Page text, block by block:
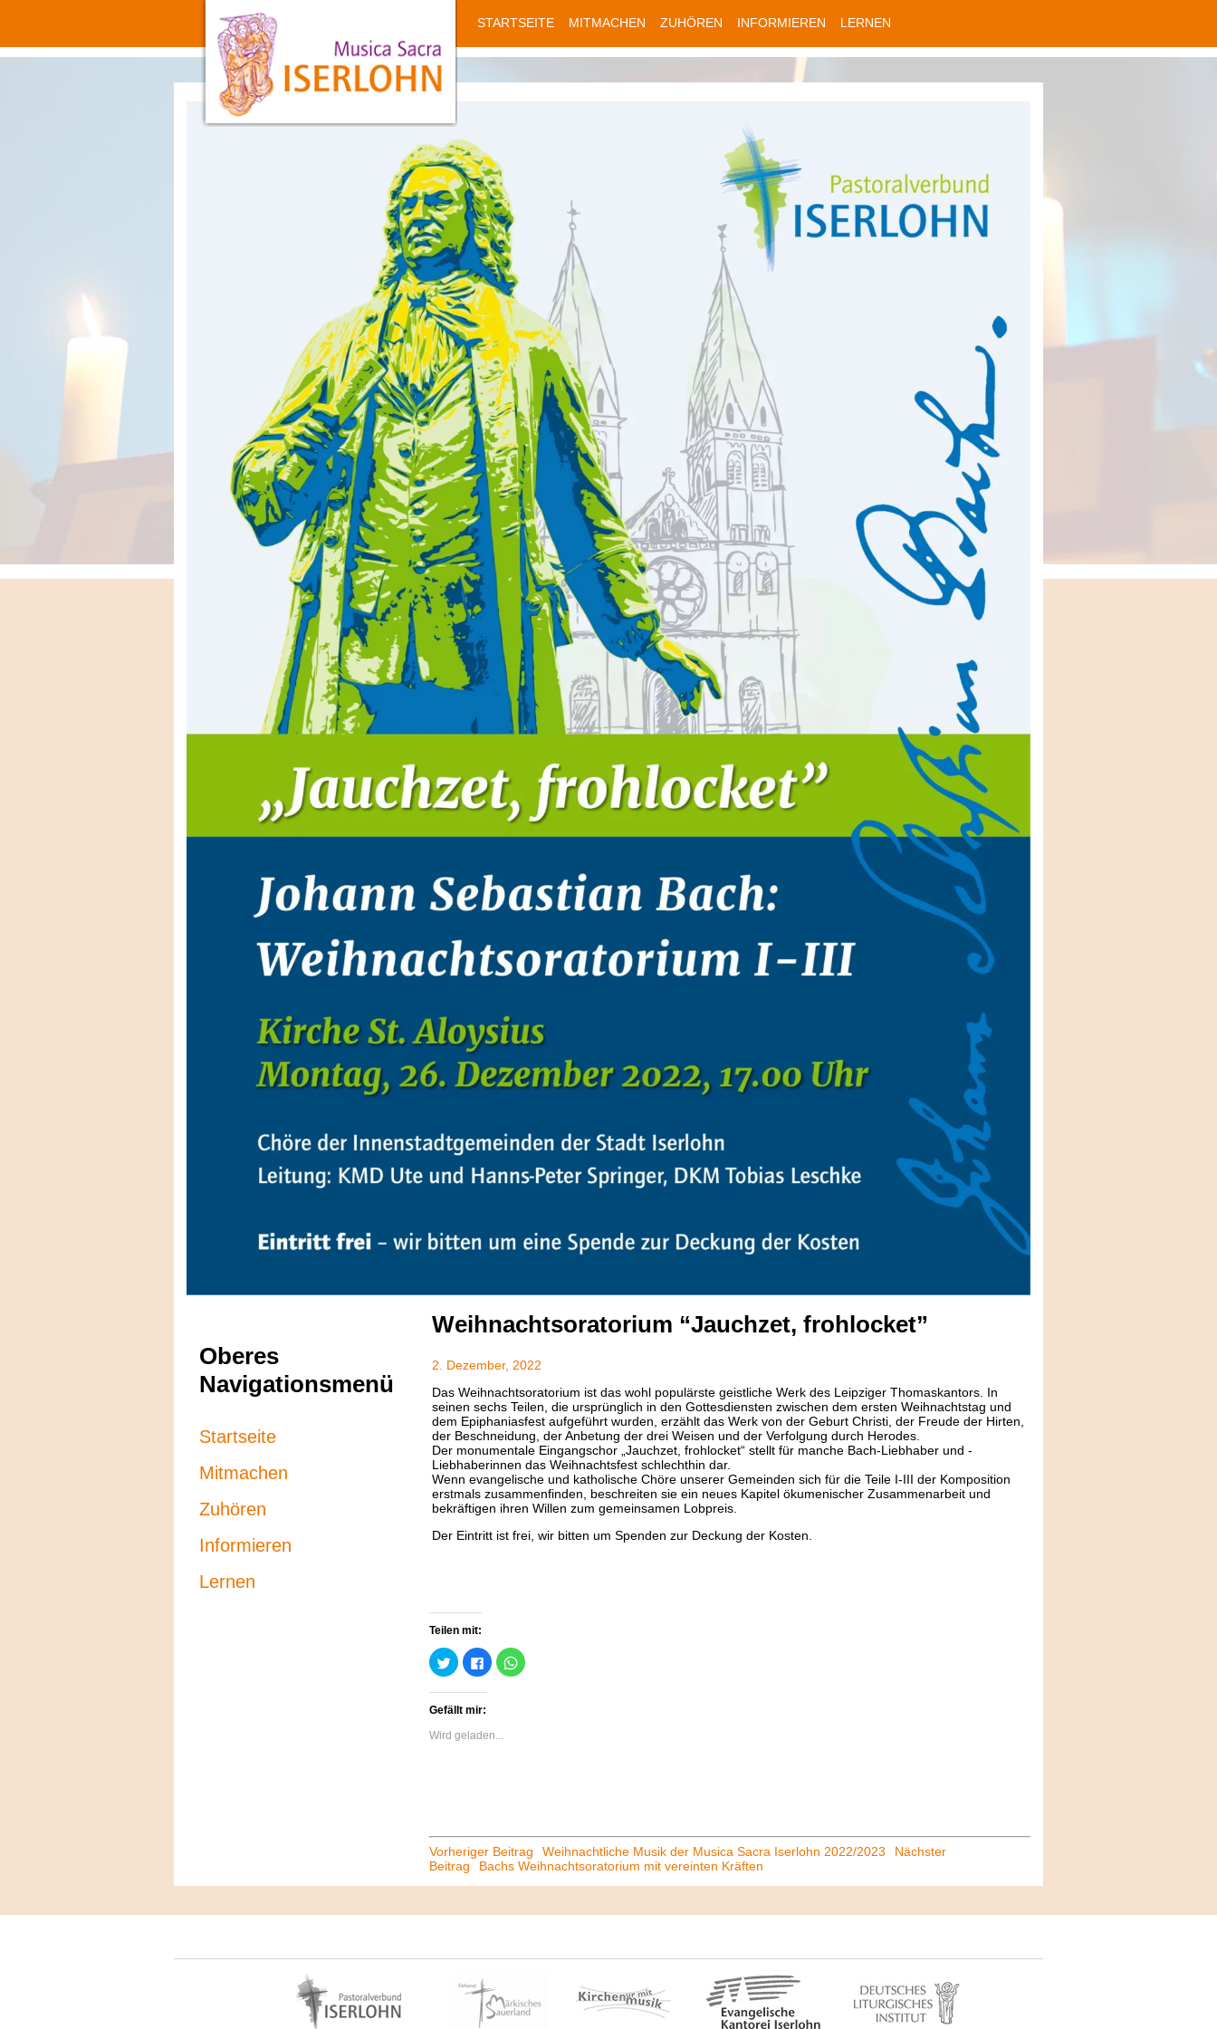
STARTSEITE MITMACHEN ZUHÖREN INFORMIEREN LERNEN
Oberes
Navigationsmenü
Startseite
Mitmachen
Zuhören
Informieren
Lernen
Weihnachtsoratorium “Jauchzet, frohlocket”
2. Dezember, 2022
Das Weihnachtsoratorium ist das wohl populärste geistliche Werk des Leipziger Thomaskantors. In
seinen sechs Teilen, die ursprünglich in den Gottesdiensten zwischen dem ersten Weihnachtstag und
dem Epiphaniasfest aufgeführt wurden, erzählt das Werk von der Geburt Christi, der Freude der Hirten,
der Beschneidung, der Anbetung der drei Weisen und der Verfolgung durch Herodes.
Der monumentale Eingangschor „Jauchzet, frohlocket“ stellt für manche Bach-Liebhaber und -
Liebhaberinnen das Weihnachtsfest schlechthin dar.
Wenn evangelische und katholische Chöre unserer Gemeinden sich für die Teile I-III der Komposition
erstmals zusammenfinden, beschreiten sie ein neues Kapitel ökumenischer Zusammenarbeit und
bekräftigen ihren Willen zum gemeinsamen Lobpreis.
Der Eintritt ist frei, wir bitten um Spenden zur Deckung der Kosten.
Teilen mit:
Klick,
um
über
Twitter
zu
teilen
in
neuem
Klick,
um
Facebook
in
Klicken,
um
Gefällt mir:
Wird geladen...
Beitrags-
Navigation
Vorheriger Beitrag Weihnachtliche Musik der Musica Sacra Iserlohn 2022/2023
Nächster
Beitrag
Bachs Weihnachtsoratorium mit vereinten Kräften